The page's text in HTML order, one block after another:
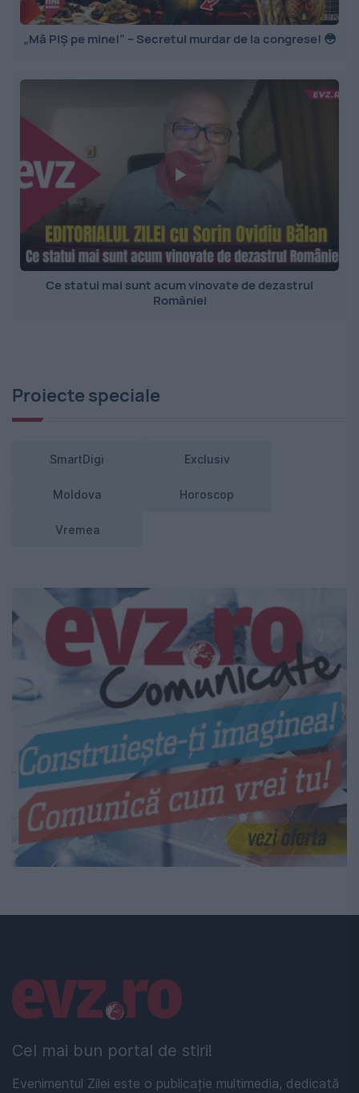
„Mă PIȘ pe mine!” – Secretul murdar de la congrese! 😳
Ce statui mai sunt acum vinovate de dezastrul
României
Proiecte speciale
SmartDigi Exclusiv
Moldova Horoscop
Vremea
Cel mai bun portal de stiri!
Evenimentul Zilei este o publicație multimedia, dedicată
Linkuri utile